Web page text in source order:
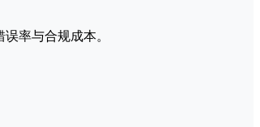
率与合规成本。